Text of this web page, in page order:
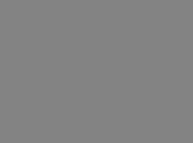
και τις
για την
δεδομένα